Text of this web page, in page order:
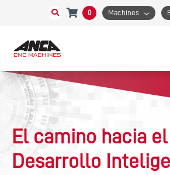
0 Machines
El camino hacia el
Desarrollo